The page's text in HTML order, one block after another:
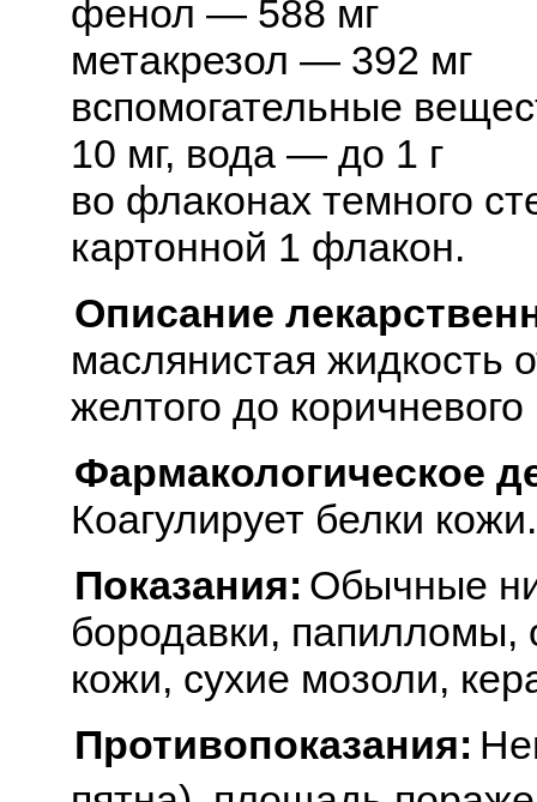
фенол — 588 мг
метакрезол — 392 мг
вспомогательные
10 мг, вода — до 1 г
во флаконах темного
картонной 1 флакон.
Описание
маслянистая жидкость
желтого до
Фармакологическое
Коагулирует белки кожи.
Показания: Обычные
бородавки, папилломы,
кожи, сухие мозоли,
Противопоказания: